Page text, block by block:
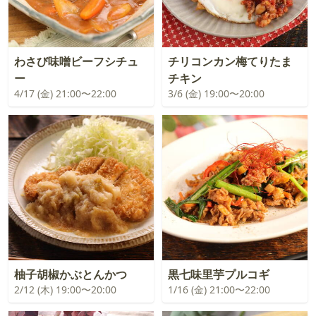
わさび味噌ビーフシチュ
ー
4/17 (金) 21:00〜22:00
チリコンカン梅てりたま
チキン
3/6 (金) 19:00〜20:00
柚子胡椒かぶとんかつ
2/12 (木) 19:00〜20:00
黒七味里芋プルコギ
1/16 (金) 21:00〜22:00